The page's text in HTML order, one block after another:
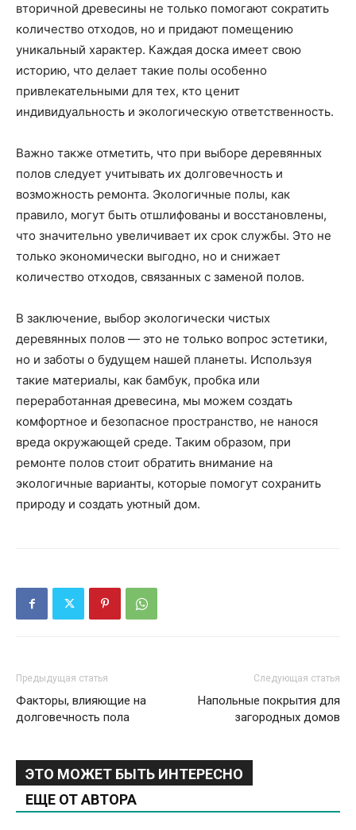
вторичной древесины не только помогают сократить
количество отходов, но и придают помещению
уникальный характер. Каждая доска имеет свою
историю, что делает такие полы особенно
привлекательными для тех, кто ценит
индивидуальность и экологическую ответственность.
Важно также отметить, что при выборе деревянных
полов следует учитывать их долговечность и
возможность ремонта. Экологичные полы, как
правило, могут быть отшлифованы и восстановлены,
что значительно увеличивает их срок службы. Это не
только экономически выгодно, но и снижает
количество отходов, связанных с заменой полов.
В заключение, выбор экологически чистых
деревянных полов — это не только вопрос эстетики,
но и заботы о будущем нашей планеты. Используя
такие материалы, как бамбук, пробка или
переработанная древесина, мы можем создать
комфортное и безопасное пространство, не нанося
вреда окружающей среде. Таким образом, при
ремонте полов стоит обратить внимание на
экологичные варианты, которые помогут сохранить
природу и создать уютный дом.
Предыдущая статья
Факторы, влияющие на
долговечность пола
Следующая статья
Напольные покрытия для
загородных домов
ЭТО МОЖЕТ БЫТЬ ИНТЕРЕСНО
ЕЩЕ ОТ АВТОРА